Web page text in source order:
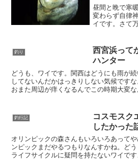
昼間と晩で寒
変わらず自律
イです。さて
川、いきまひ
るOLYMPUS
釣り
西宮浜って
ハンター
どうも、ワイです。関西はどうにも雨が
してないんだかはっきりしない気候です
おまた周辺が痒くなるんでこの時期大変な
釣行記
コスモスク
したかった
オリンピックの森さんもいろいろあって
ンピックまだやるつもりなんすかね。ど
ライフサイクルに疑問を持たないワイで